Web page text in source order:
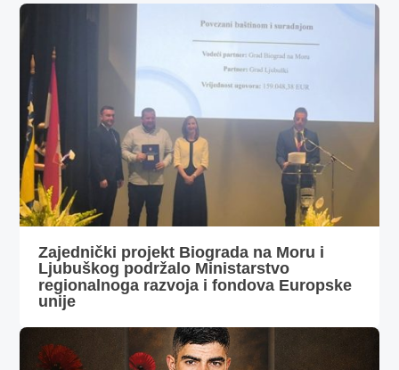
Zajednički projekt Biograda na Moru i
Ljubuškog podržalo Ministarstvo
regionalnoga razvoja i fondova Europske
unije